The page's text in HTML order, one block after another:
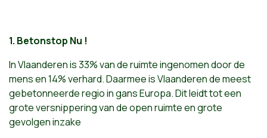
1. Betonstop Nu !
In Vlaanderen is 33% van de ruimte ingenomen door de
mens en 14% verhard. Daarmee is Vlaanderen de meest
gebetonneerde regio in gans Europa. Dit leidt tot een
grote versnippering van de open ruimte en grote
gevolgen inzake